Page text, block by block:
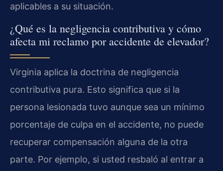
aplicables a su situación.
¿Qué es la negligencia contributiva y cómo
afecta mi reclamo por accidente de elevador?
Virginia aplica la doctrina de negligencia
contributiva pura. Esto significa que si la
persona lesionada tuvo aunque sea un mínimo
porcentaje de culpa en el accidente, no puede
recuperar compensación alguna de la otra
parte. Por ejemplo, si usted resbaló al entrar a